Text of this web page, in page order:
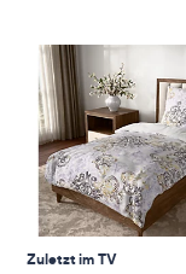
Zuletzt im TV